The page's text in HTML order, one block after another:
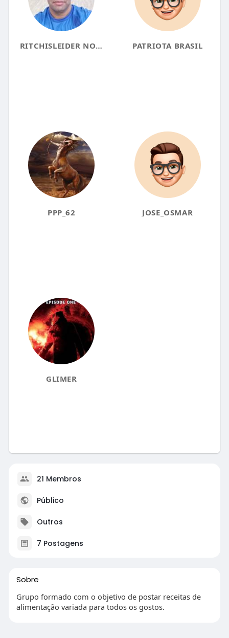
RITCHISLEIDER NOGUEIRA PATRIOTA BRASIL
PPP_62 JOSE_OSMAR
GLIMER
21 Membros
Público
Outros
7 Postagens
Sobre
Grupo formado com o objetivo de postar receitas de
alimentação variada para todos os gostos.